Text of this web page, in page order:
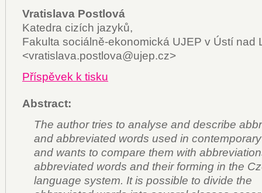
Vratislava Postlová
Katedra cizích jazyků,
Fakulta sociálně-ekonomická UJEP v Ústí nad
<vratislava.postlova@ujep.cz>
Příspěvek k tisku
Abstract:
The author tries to analyse and describe
and abbreviated words used in
and wants to compare them with
abbreviated words and their forming in the
language system. It is possible to divide the